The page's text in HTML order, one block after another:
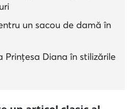
un sacou de damă în
Prințesa Diana în stilizările